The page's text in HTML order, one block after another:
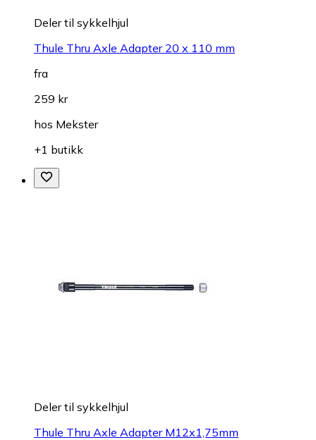
Deler til sykkelhjul
Thule Thru Axle Adapter 20 x 110 mm
fra
259 kr
hos Mekster
+1 butikk
Deler til sykkelhjul
Thule Thru Axle Adapter M12x1,75mm